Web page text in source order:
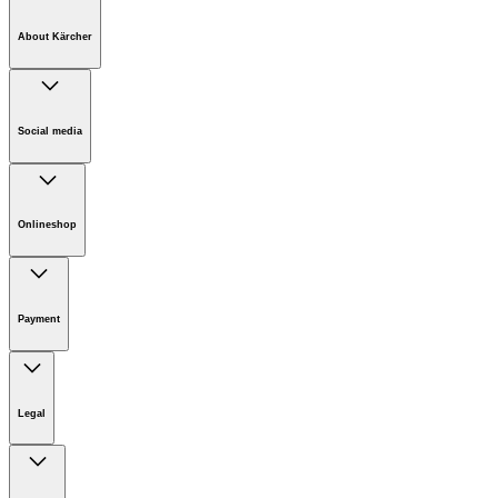
About Kärcher
Sustainability
Newsroom
Social media
Onlineshop
ONLINE SHOP - Membership
Kärcher Online Shop
Payment
Legal